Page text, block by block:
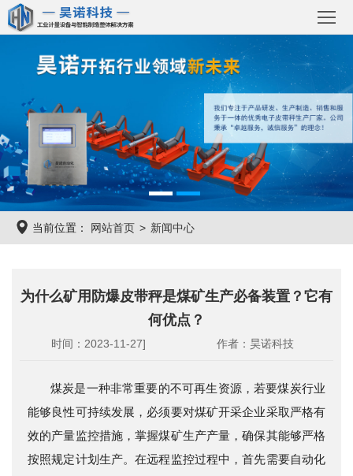
国
诺
品
中
解
决
成
当前位置： 网站首页 新闻中心
为什么矿用防爆皮带秤是煤矿生产必备装置？它有
何优点？
时间：2023-11-27] 作者：昊诺科技
煤炭是一种非常重要的不可再生资源，若要煤炭行业
能够良性可持续发展，必须要对煤矿开采企业采取严格有
效的产量监控措施，掌握煤矿生产产量，确保其能够严格
按照规定计划生产。在远程监控过程中，首先需要自动化